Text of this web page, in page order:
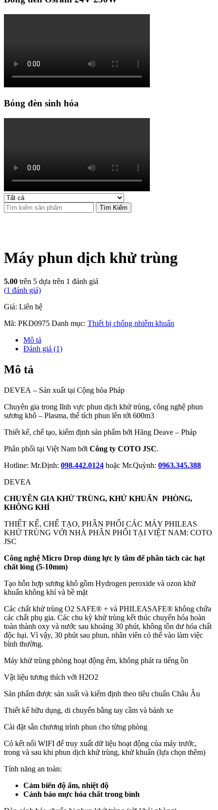
Bóng đèn sinh hóa
Tìm Kiếm
Máy phun dịch khử trùng
5.00 trên 5 dựa trên 1 đánh giá
(1 đánh giá)
Giá: Liên hệ
Mã: PKD0975 Danh mục: Thiết bị chống nhiễm khuẩn
Mô tả
Đánh giá (1)
Mô tả
DEVEA – Sản xuất tại Cộng hòa Pháp
Chuyên gia trong lĩnh vực phun dịch khử trùng, công nghệ phun
sương khô – Plasma, thể tích phun lên tới 600m3
Thiết kế, chế tạo, kiểm định sản phẩm bởi Hãng Deave – Pháp
Phân phối tại Việt Nam bởi Công ty COTO JSC.
Hotline: Mr.Định: 098.442.0124 hoặc Mr.Quỳnh: 0963.345.388
DEVEA
CHUYÊN GIA KHỬ TRÙNG, KHỬ KHUẨN PHÒNG,
KHÔNG KHÍ
THIẾT KẾ, CHẾ TẠO, PHÂN PHỐI CÁC MÁY PHILEAS
KHỬ TRÙNG VỚI NHÀ PHÂN PHỐI TẠI VIỆT NAM: COTO
JSC
Công nghệ Micro Drop dùng lực ly tâm để phân tách các hạt
chất lỏng (5-10mm)
Tạo hỗn hợp sương khô gồm Hydrogen peroxide và ozon khử
khuẩn không khí và bề mặt
Các chất khử trùng O2 SAFE® + và PHILEASAFE® không chứa
các chất phụ gia. Các chu kỳ khử trùng kết thúc chuyển hóa hoàn
toàn thành oxy và nước sau khoảng 30 phút, không tồn dư hóa chất
độc hại. Vì vậy, 30 phút sau phun, nhân viên có thể vào làm việc
bình thường.
Máy khử trùng phòng hoạt động êm, không phát ra tiếng ồn
Vật liệu tương thích với H2O2
Sản phẩm được sản xuất và kiểm định theo tiêu chuẩn Châu Âu
Thiết kế hữu dụng, di chuyển bằng tay cầm và bánh xe
Cài đặt sẵn chương trình phun cho từng phòng
Có kết nối WIFI để truy xuất dữ liệu hoạt động của máy trước,
trong và sau khi phun dịch khử trùng, khử khuẩn (lựa chọn thêm)
Tính năng an toàn:
Cảm biến độ ẩm, nhiệt độ
Cảnh báo mực hóa chất trong bình